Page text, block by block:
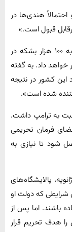
هندی‌ها در
قبول است.»
بسنت تأکید کرد که کاهش صادرات نفت ایران به ۱۰۰ هزار بشکه در
خواهد داد. به گفته
این کشور در نتیجه
شده است».
به ترامپ داشت.
فرمان تحریمی
شود تا نیازی به
در روزهای منتهی به مراسم تحلیف ترامپ در ۲۰ ژانویه، پالایشگاه‌های
شرایطی که دولت او
باشند. اما پس از
را هدف تحریم قرار